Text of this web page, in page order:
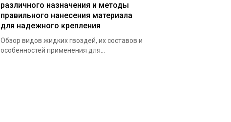
различного назначения и методы
правильного нанесения материала
для надежного крепления
Обзор видов жидких гвоздей, их составов и
особенностей применения для...